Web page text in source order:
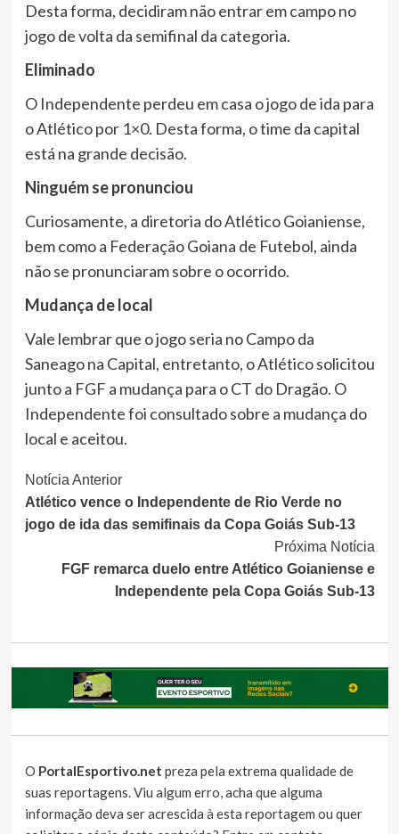
Desta forma, decidiram não entrar em campo no
jogo de volta da semifinal da categoria.
Eliminado
O Independente perdeu em casa o jogo de ida para
o Atlético por 1×0. Desta forma, o time da capital
está na grande decisão.
Ninguém se pronunciou
Curiosamente, a diretoria do Atlético Goianiense,
bem como a Federação Goiana de Futebol, ainda
não se pronunciaram sobre o ocorrido.
Mudança de local
Vale lembrar que o jogo seria no Campo da
Saneago na Capital, entretanto, o Atlético solicitou
junto a FGF a mudança para o CT do Dragão. O
Independente foi consultado sobre a mudança do
local e aceitou.
Continue
Lendo
Notícia Anterior
Atlético vence o Independente de Rio Verde no
jogo de ida das semifinais da Copa Goiás Sub-13
Próxima Notícia
FGF remarca duelo entre Atlético Goianiense e
Independente pela Copa Goiás Sub-13
O PortalEsportivo.net preza pela extrema qualidade de
suas reportagens. Viu algum erro, acha que alguma
informação deva ser acrescida à esta reportagem ou quer